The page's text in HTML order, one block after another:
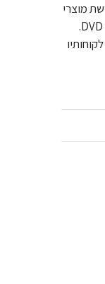
מוצרי
פנאי, משחקי חשיבה, משחקי קלפים ועוד, גאדג'טים, תקליטורי מוזיקה ו- DVD.